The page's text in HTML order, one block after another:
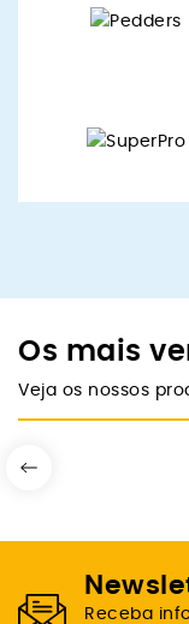
Os mais
Veja os nossos
Receba